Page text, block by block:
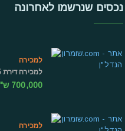
נכסים שנרשמו לאחרונה
למכירה
למכירה דירת 5 חדרים בעמנואל
700,000 ש"ח
למכירה